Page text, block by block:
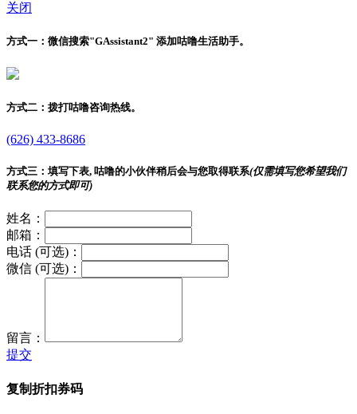
关闭
方式一： 微信搜索"GAssistant2" 添加咕噜生活助手。
方式二： 拨打咕噜咨询热线。
(626) 433-8686
方式三： 填写下表, 咕噜的小伙伴稍后会与您取得联系(仅需填写您希望我们
联系您的方式即可)
姓名：
邮箱：
电话 (可选)：
微信 (可选)：
留言：
提交
复制折扣券码